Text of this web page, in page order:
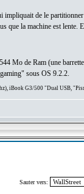
impliquait de le
la machine est lente.
Mo de Ram (une
sous OS 9.2.2.
iBook G3/500 "Dual USB,
Sauter vers: